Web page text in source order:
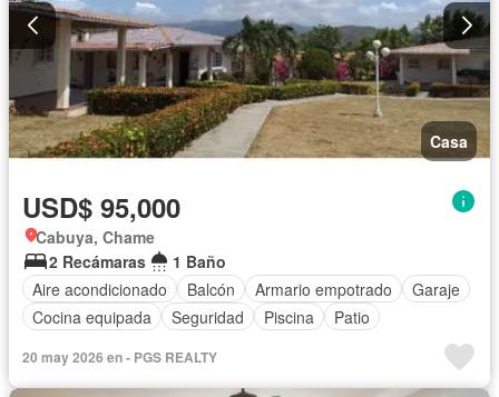
Casa
USD$ 95,000
Cabuya, Chame
2 Recámaras
1 Baño
Aire acondicionado
Balcón Armario empotrado
Garaje
Cocina equipada
Seguridad Piscina Patio
20 may 2026 en - PGS REALTY